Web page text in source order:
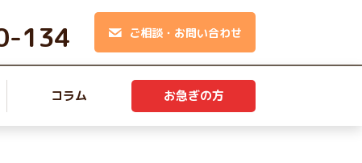
134 ご相談・お問い合わせ
コラム お急ぎの方